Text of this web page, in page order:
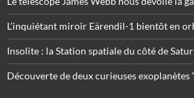
L’inquiétant miroir Eärendil-1 bientôt en
Insolite : la Station spatiale du côté de
Découverte de deux curieuses exoplanètes